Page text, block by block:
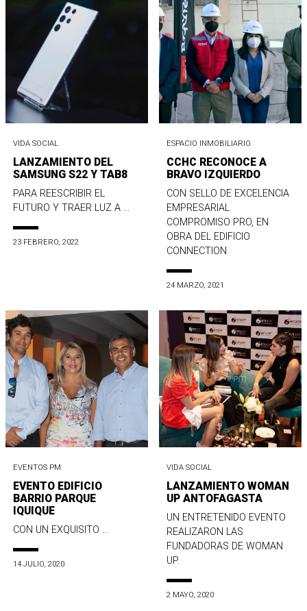
VIDA SOCIAL
LANZAMIENTO DEL
SAMSUNG S22 Y TAB8
PARA REESCRIBIR EL
FUTURO Y TRAER LUZ A ...
23 FEBRERO, 2022
ESPACIO INMOBILIARIO
CCHC RECONOCE A
BRAVO IZQUIERDO
CON SELLO DE EXCELENCIA
EMPRESARIAL
COMPROMISO PRO, EN
OBRA DEL EDIFICIO
CONNECTION
24 MARZO, 2021
EVENTOS PM
EVENTO EDIFICIO
BARRIO PARQUE
IQUIQUE
CON UN EXQUISITO ...
14 JULIO, 2020
VIDA SOCIAL
LANZAMIENTO WOMAN
UP ANTOFAGASTA
UN ENTRETENIDO EVENTO
REALIZARON LAS
FUNDADORAS DE WOMAN
UP.
2 MAYO, 2020